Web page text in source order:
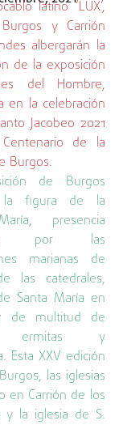
latino ‘LUX’,
y Carrión
albergarán la
de la exposición
del Hombre,
en la celebración
Jacobeo 2021
de la
Burgos.
de Burgos
la figura de la
presencia
por las
marianas de
las catedrales,
Santa María en
de multitud de
ermitas y
Esta XXV edición
las iglesias
en Carrión de los
y la iglesia de S.